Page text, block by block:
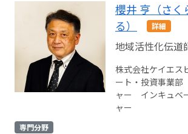
櫻井 亨（さく
る）
詳細
地域活性化伝道
株式会社ケイエ
ート・投資事業
ャー インキュベ
ャー
専門分野